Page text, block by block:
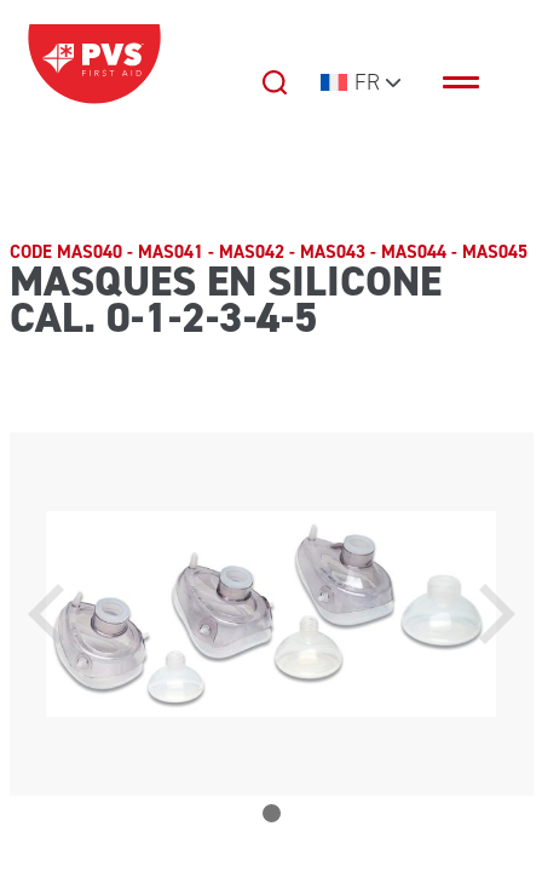
Passer au contenu
Navigation principale FR
CODE MAS040 - MAS041 - MAS042 - MAS043 - MAS044 - MAS045
MASQUES EN SILICONE
CAL. 0-1-2-3-4-5